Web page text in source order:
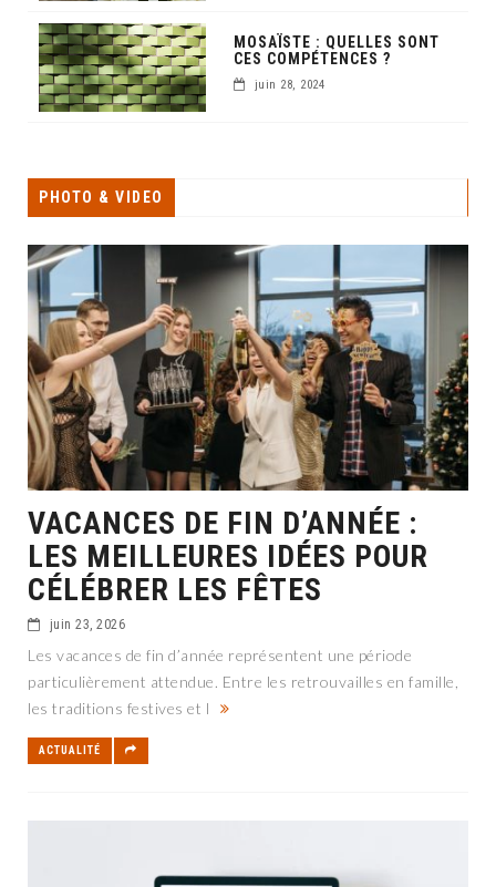
MOSAÏSTE : QUELLES SONT
CES COMPÉTENCES ?
juin 28, 2024
PHOTO & VIDEO
VACANCES DE FIN D’ANNÉE :
LES MEILLEURES IDÉES POUR
CÉLÉBRER LES FÊTES
juin 23, 2026
Les vacances de fin d’année représentent une période
particulièrement attendue. Entre les retrouvailles en famille,
les traditions festives et l
ACTUALITÉ